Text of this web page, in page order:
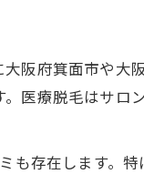
阪府箕面市や大
医療脱毛はサロ
も存在します。